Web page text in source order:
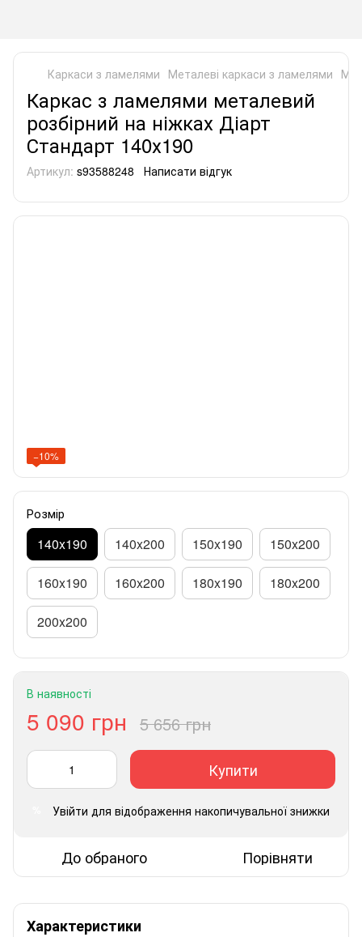
Каркаси з ламелями Металеві каркаси з ламелями
Каркас з ламелями металевий
розбірний на ніжках Діарт
Стандарт 140х190
Артикул: s93588248 Написати відгук
−10%
Розмір
140x190 140x200 150x190 150x200
160x190 160x200 180x190 180x200
200x200
В наявності
5 090 грн 5 656 грн
Купити
Увійти для відображення накопичувальної знижки
До обраного Порівняти
Характеристики